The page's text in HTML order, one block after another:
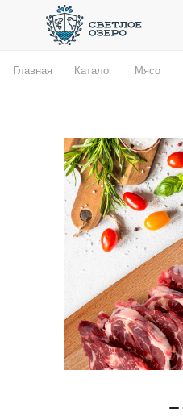
Главная Каталог Мясо